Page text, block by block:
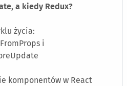
a kiedy Redux?
życia:
i
komponentów w React